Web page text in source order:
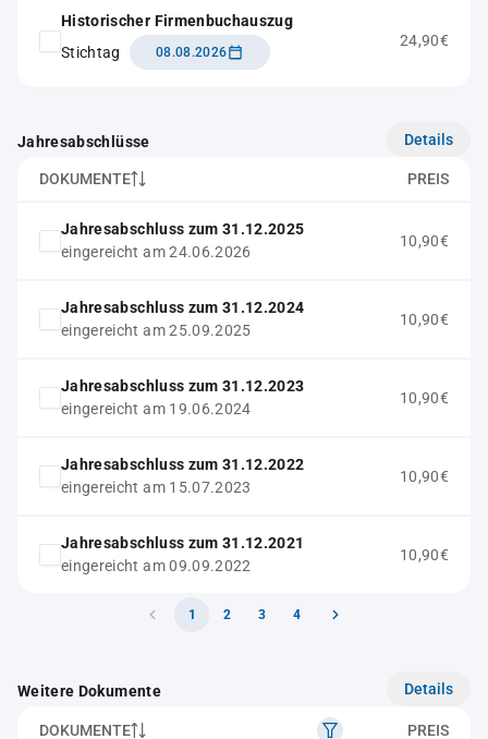
Historischer Firmenbuchauszug
Stichtag
08.08.2026
24,90€
Jahresabschlüsse Details
DOKUMENTE PREIS
Jahresabschluss zum 31.12.2025
eingereicht am 24.06.2026
10,90€
Jahresabschluss zum 31.12.2024
eingereicht am 25.09.2025
10,90€
Jahresabschluss zum 31.12.2023
eingereicht am 19.06.2024
10,90€
Jahresabschluss zum 31.12.2022
eingereicht am 15.07.2023
10,90€
Jahresabschluss zum 31.12.2021
eingereicht am 09.09.2022
10,90€
1 2 3 4
Weitere Dokumente Details
DOKUMENTE PREIS